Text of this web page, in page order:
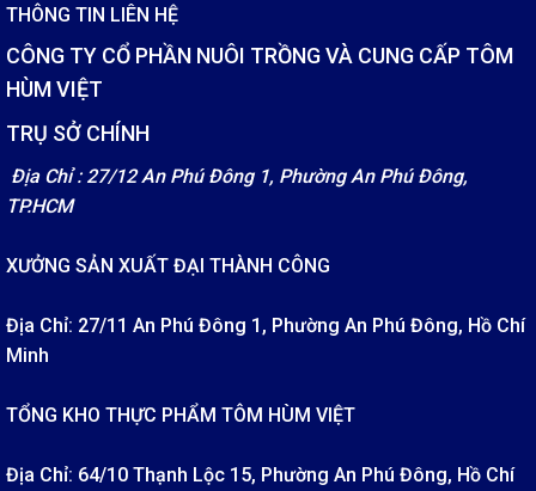
THÔNG TIN LIÊN HỆ
CÔNG TY CỔ PHẦN NUÔI TRỒNG VÀ CUNG CẤP TÔM
HÙM VIỆT
TRỤ SỞ CHÍNH
Địa Chỉ : 27/12 An Phú Đông 1, Phường An Phú Đông,
TP.HCM
XƯỞNG SẢN XUẤT ĐẠI THÀNH CÔNG
Địa Chỉ: 27/11 An Phú Đông 1, Phường An Phú Đông, Hồ Chí
Minh
TỔNG KHO THỰC PHẨM TÔM HÙM VIỆT
Địa Chỉ: 64/10 Thạnh Lộc 15, Phường An Phú Đông, Hồ Chí